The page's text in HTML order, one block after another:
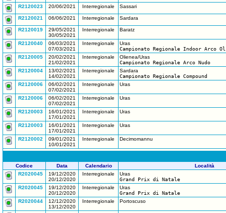
R2120023 20/06/2021 Interregionale Sassari
R2120021 06/06/2021 Interregionale Sardara
R2120019
29/05/2021
30/05/2021
Interregionale Baratz
R2120040
06/03/2021
07/03/2021
Interregionale
Uras
Campionato Regionale Indoor Arco
R2120005
20/02/2021
21/02/2021
Interregionale
Olienea/Uras
Campionato Regionale Arco Nudo
R2120004
13/02/2021
14/02/2021
Interregionale
Sardara
Campionato Regionale Compound
R2120006
06/02/2021
07/02/2021
Interregionale Uras
R2120006
06/02/2021
07/02/2021
Interregionale Uras
R2120003
16/01/2021
17/01/2021
Interregionale Uras
R2120003
16/01/2021
17/01/2021
Interregionale Uras
R2120002
09/01/2021
10/01/2021
Interregionale Decimomannu
Codice Data Calendario
Località
R2020045
19/12/2020
20/12/2020
Interregionale
Uras
Grand Prix di Natale
R2020045
19/12/2020
20/12/2020
Interregionale
Uras
Grand Prix di Natale
R2020044
12/12/2020
13/12/2020
Interregionale Portoscuso